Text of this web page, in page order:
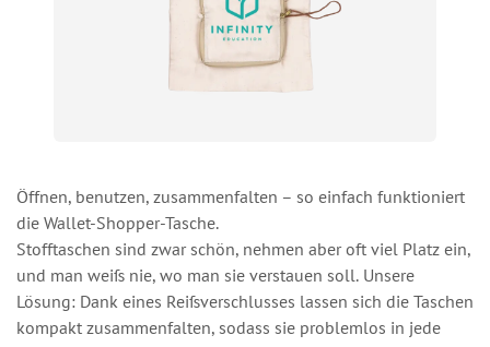
Öffnen, benutzen, zusammenfalten – so einfach funktioniert
die Wallet-Shopper-Tasche.
Stofftaschen sind zwar schön, nehmen aber oft viel Platz ein,
und man weiß nie, wo man sie verstauen soll. Unsere
Lösung: Dank eines Reißverschlusses lassen sich die Taschen
kompakt zusammenfalten, sodass sie problemlos in jede